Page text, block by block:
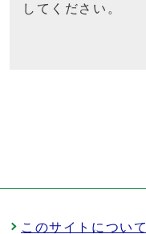
してください。
このサイトについて